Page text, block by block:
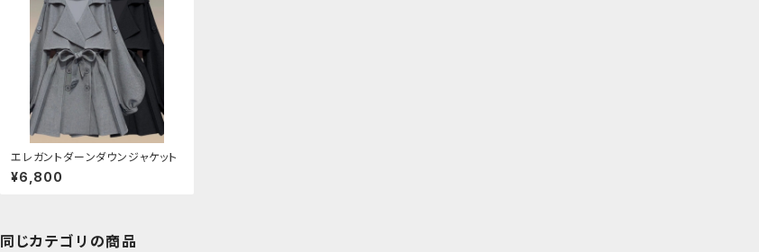
エレガントダーンダウンジャケット
¥6,800
同じカテゴリの商品